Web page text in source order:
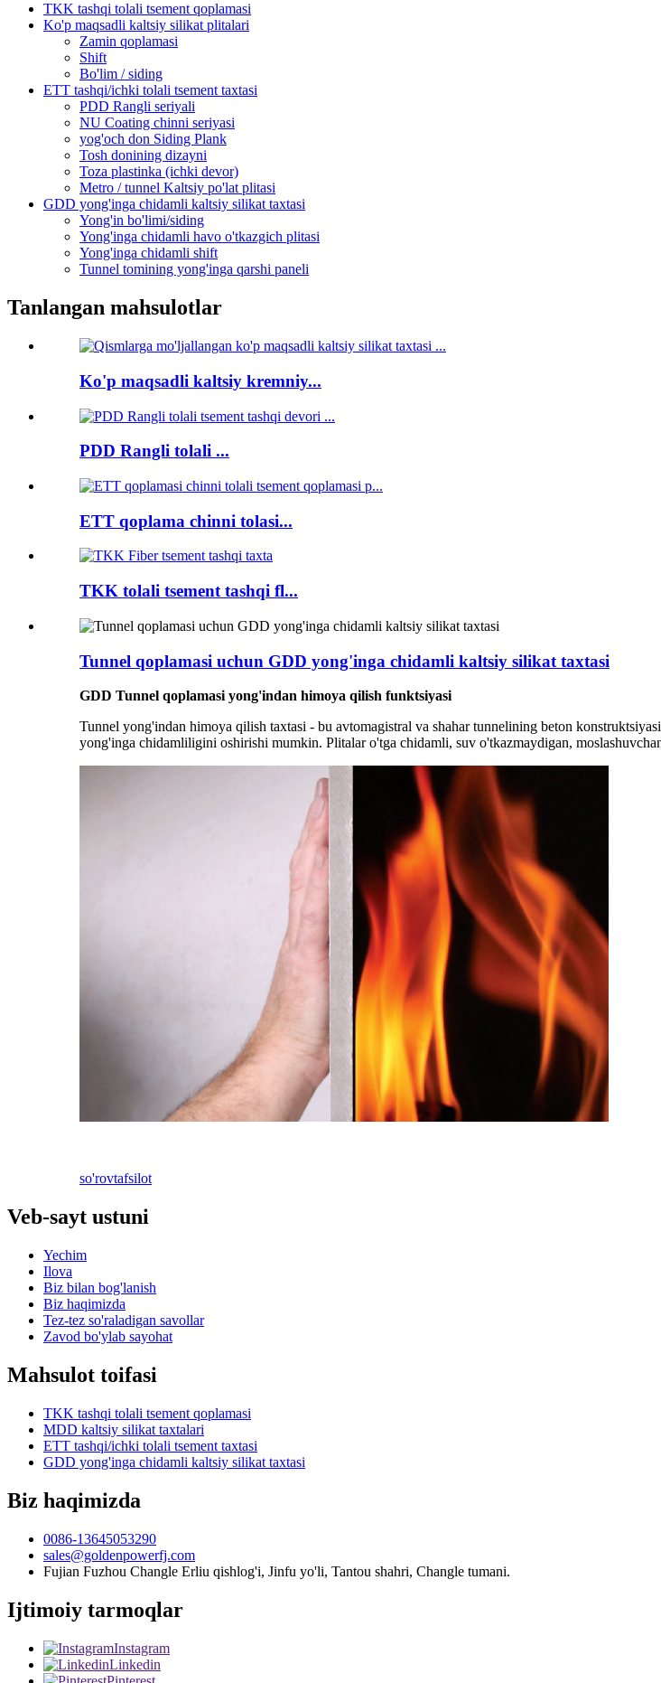
TKK tashqi tolali tsement qoplamasi
Ko'p maqsadli kaltsiy silikat plitalari
Zamin qoplamasi
Shift
Bo'lim / siding
ETT tashqi/ichki tolali tsement taxtasi
PDD Rangli seriyali
NU Coating chinni seriyasi
yog'och don Siding Plank
Tosh donining dizayni
Toza plastinka (ichki devor)
Metro / tunnel Kaltsiy po'lat plitasi
GDD yong'inga chidamli kaltsiy silikat taxtasi
Yong'in bo'limi/siding
Yong'inga chidamli havo o'tkazgich plitasi
Yong'inga chidamli shift
Tunnel tomining yong'inga qarshi paneli
Tanlangan mahsulotlar
Ko'p maqsadli kaltsiy kremniy...
PDD Rangli tolali ...
ETT qoplama chinni tolasi...
TKK tolali tsement tashqi fl...
Tunnel qoplamasi uchun GDD yong'inga chidamli kaltsiy silikat taxtasi
GDD Tunnel qoplamasi yong'indan himoya qilish funktsiyasi
Tunnel yong'indan himoya qilish taxtasi - bu avtomagistral va shahar tunnelining beton
yong'inga chidamliligini oshirishi mumkin. Plitalar o'tga chidamli, suv o'tkazmaydigan,
so'rovtafsilot
Veb-sayt ustuni
Yechim
Ilova
Biz bilan bog'lanish
Biz haqimizda
Tez-tez so'raladigan savollar
Zavod bo'ylab sayohat
Mahsulot toifasi
TKK tashqi tolali tsement qoplamasi
MDD kaltsiy silikat taxtalari
ETT tashqi/ichki tolali tsement taxtasi
GDD yong'inga chidamli kaltsiy silikat taxtasi
Biz haqimizda
0086-13645053290
sales@goldenpowerfj.com
Fujian Fuzhou Changle Erliu qishlog'i, Jinfu yo'li, Tantou shahri, Changle tumani.
Ijtimoiy tarmoqlar
Instagram
Linkedin